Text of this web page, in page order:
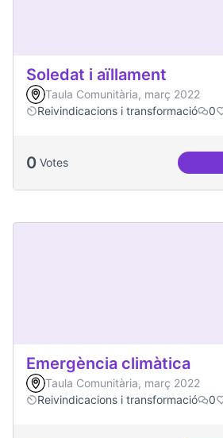
Soledat i aïllament
Taula Comunitària, març 2022
Reivindicacions i transformació
0
0 Votes
Emergència climàtica
Taula Comunitària, març 2022
Reivindicacions i transformació
0